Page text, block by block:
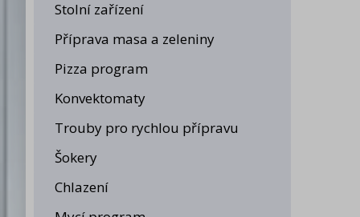
Stolní zařízení
Příprava masa a zeleniny
Pizza program
Konvektomaty
Trouby pro rychlou přípravu
Šokery
Chlazení